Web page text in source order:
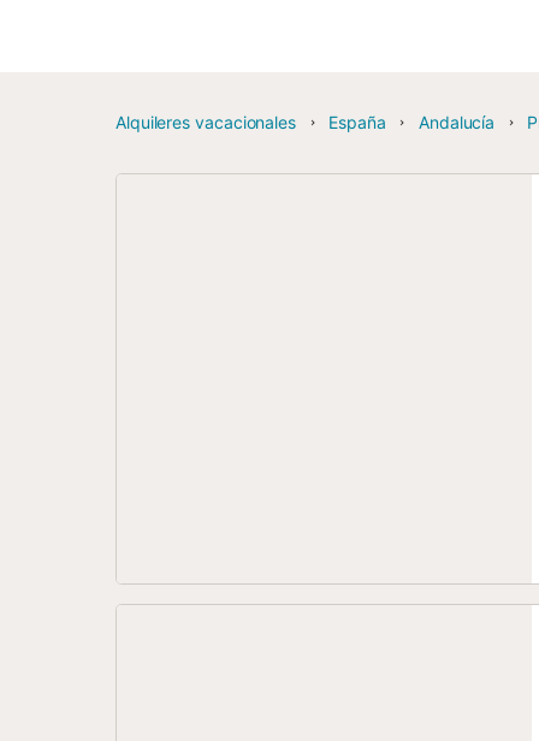
Alquileres vacacionales España Andalucía